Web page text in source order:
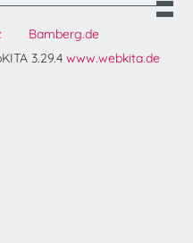
Bamberg.de
3.29.4 www.webkita.de